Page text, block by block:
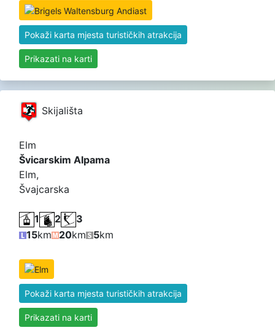
Pokaži karta mjesta turističkih atrakcija
Prikazati na karti
Skijališta
Elm
Švicarskim Alpama
Elm,
Švajcarska
1 2
3
15km 20km 5km
Pokaži karta mjesta turističkih atrakcija
Prikazati na karti